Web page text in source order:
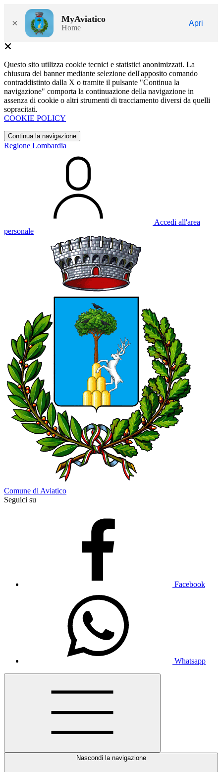
× MyAviatico
Home
Apri
Questo sito utilizza cookie tecnici e statistici anonimizzati. La
chiusura del banner mediante selezione dell'apposito comando
contraddistinto dalla X o tramite il pulsante "Continua la
navigazione" comporta la continuazione della navigazione in
assenza di cookie o altri strumenti di tracciamento diversi da quelli
sopracitati.
COOKIE POLICY
Continua la navigazione
Regione Lombardia
Accedi all'area
personale
Comune di Aviatico
Seguici su
Facebook
Whatsapp
Nascondi la navigazione